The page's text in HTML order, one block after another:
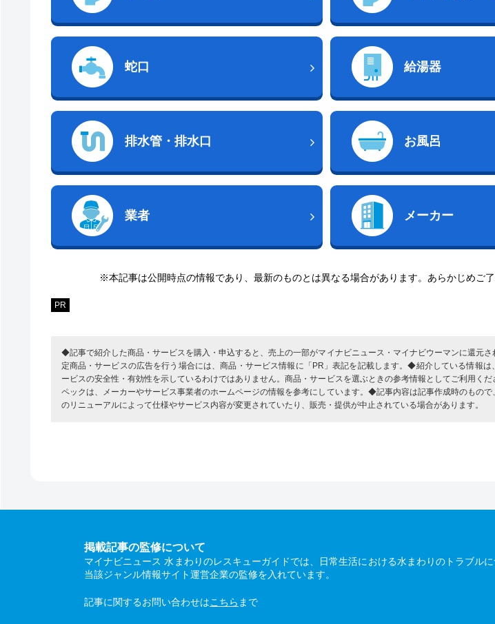
蛇口 給湯器
排水管・排水口 お風呂
業者 メーカー
※本記事は公開時点の情報であり、最新のものとは異なる場合があります。あらかじめご了
PR
◆記事で紹介した商品・サービスを購入・申込すると、売上の一部がマイナビニュース・マイナビウーマンに還元
定商品・サービスの広告を行う場合には、商品・サービス情報に「PR」表記を記載します。◆紹介している情報は
ービスの安全性・有効性を示しているわけではありません。商品・サービスを選ぶときの参考情報としてご利用く
ペックは、メーカーやサービス事業者のホームページの情報を参考にしています。◆記事内容は記事作成時のもので
のリニューアルによって仕様やサービス内容が変更されていたり、販売・提供が中止されている場合があります。
掲載記事の監修について
マイナビニュース 水まわりのレスキューガイドでは、日常生活における水まわりのトラブル
当該ジャンル情報サイト運営企業の監修を入れています。
記事に関するお問い合わせはこちら まで